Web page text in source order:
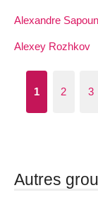
Alexandre
Alexey Rozhkov
1 2 3
Autres